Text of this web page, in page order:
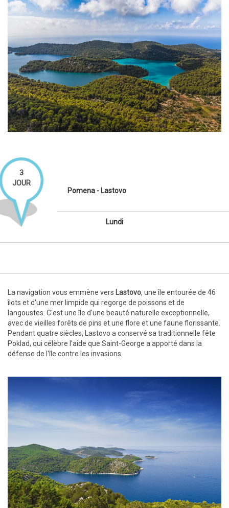
3
JOUR
Pomena - Lastovo
Lundi
La navigation vous emmène vers Lastovo, une île entourée de 46
îlots et d'une mer limpide qui regorge de poissons et de
langoustes. C'est une île d'une beauté naturelle exceptionnelle,
avec de vieilles forêts de pins et une flore et une faune florissante.
Pendant quatre siècles, Lastovo a conservé sa traditionnelle fête
Poklad, qui célèbre l'aide que Saint-George a apporté dans la
défense de l'île contre les invasions.